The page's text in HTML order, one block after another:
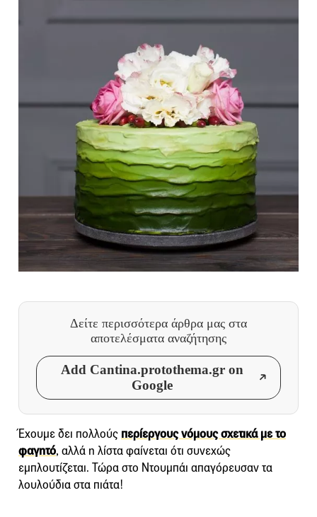
Δείτε περισσότερα άρθρα μας στα
αποτελέσματα αναζήτησης
Add Cantina.protothema.gr on
Google
Έχουμε δει πολλούς περίεργους νόμους σχετικά με το
φαγητό, αλλά η λίστα φαίνεται ότι συνεχώς
εμπλουτίζεται. Τώρα στο Ντουμπάι απαγόρευσαν τα
λουλούδια στα πιάτα!